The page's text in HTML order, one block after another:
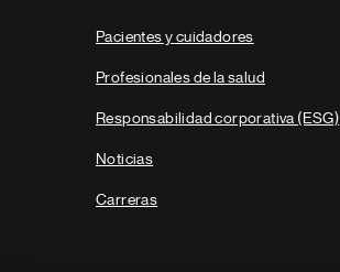
Pacientes y cuidadores
Profesionales de la salud
Responsabilidad corporativa (ESG)
Noticias
Carreras